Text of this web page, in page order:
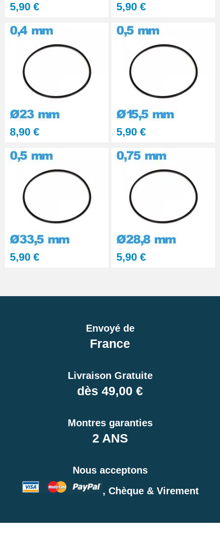
5,90 € 5,90 €
8,90 € 5,90 €
5,90 € 5,90 €
Envoyé de
France
Livraison Gratuite
dès 49,00 €
Montres garanties
2 ANS
Nous acceptons
, Chèque & Virement